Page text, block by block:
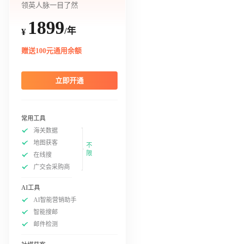
领英人脉一目了然
¥ 1899/年
赠送100元通用余额
立即开通
常用工具
海关数据
地图获客
在线搜
广交会采购商
不
限
AI工具
AI智能营销助手
智能搜邮
邮件检测